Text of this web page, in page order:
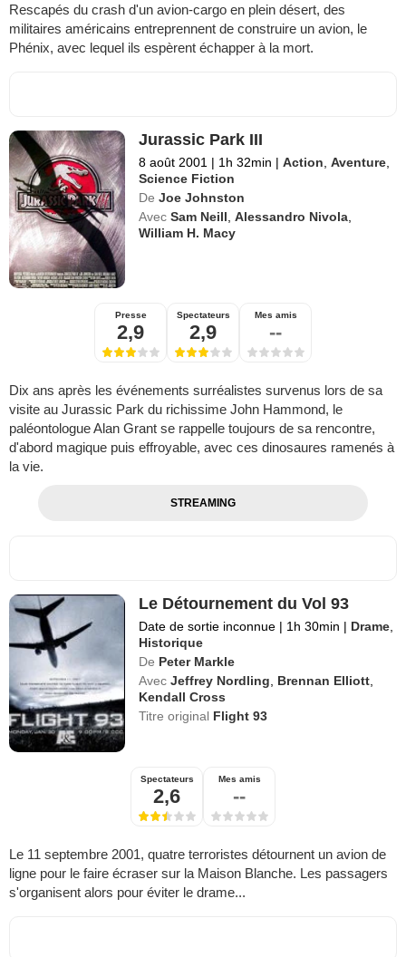
Rescapés du crash d'un avion-cargo en plein désert, des
militaires américains entreprennent de construire un avion, le
Phénix, avec lequel ils espèrent échapper à la mort.
Jurassic Park III
8 août 2001 | 1h 32min | Action ,Aventure
Science Fiction
De Joe Johnston
Avec Sam Neill ,Alessandro Nivola
William H. Macy
Presse
2,9
Spectateurs
2,9
Mes amis
--
Dix ans après les événements surréalistes survenus lors de sa
visite au Jurassic Park du richissime John Hammond, le
paléontologue Alan Grant se rappelle toujours de sa rencontre,
d'abord magique puis effroyable, avec ces dinosaures ramenés à
la vie.
STREAMING
Le Détournement du Vol 93
Date de sortie inconnue | 1h 30min | Drame
Historique
De Peter Markle
Avec Jeffrey Nordling Brennan Elliott
Kendall Cross
Titre original Flight 93
Spectateurs
2,6
Mes amis
--
Le 11 septembre 2001, quatre terroristes détournent un avion de
ligne pour le faire écraser sur la Maison Blanche. Les passagers
s'organisent alors pour éviter le drame...